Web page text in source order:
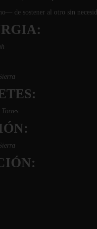
de sostener al otro sin